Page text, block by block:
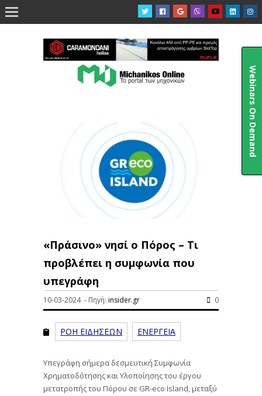

«Πράσινο» νησί ο Πόρος – Τι
προβλέπει η συμφωνία που
υπεγράφη
10-03-2024 - Πηγή: insider.gr 0
ΡΟΗ ΕΙΔΗΣΕΩΝ ΕΝΕΡΓΕΙΑ
Υπεγράφη σήμερα δεσμευτική Συμφωνία
Χρηματοδότησης και Υλοποίησης του έργου
μετατροπής του Πόρου σε GR-eco Island, μεταξύ
Webinars On Demand